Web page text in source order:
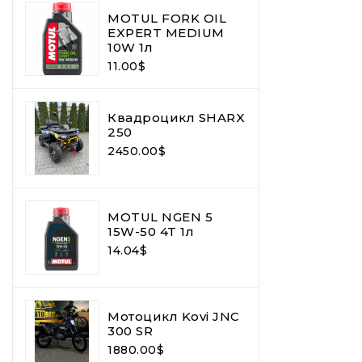
MOTUL FORK OIL
EXPERT MEDIUM
10W 1л
11.00$
Квадроцикл SHARX
250
2450.00$
MOTUL NGEN 5
15W-50 4T 1л
14.04$
Мотоцикл Kovi JNC
300 SR
1880.00$